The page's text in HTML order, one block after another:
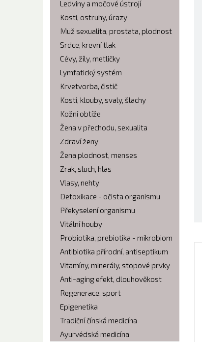
Ledviny a močové ústrojí
Kosti, ostruhy, úrazy
Muž sexualita, prostata, plodnost
Srdce, krevní tlak
Cévy, žíly, metličky
Lymfatický systém
Krvetvorba, čistič
Kosti, klouby, svaly, šlachy
Kožní obtíže
Žena v přechodu, sexualita
Zdraví ženy
Žena plodnost, menses
Zrak, sluch, hlas
Vlasy, nehty
Detoxikace - očista organismu
Překyselení organismu
Vitální houby
Probiotika, prebiotika - mikrobiom
Antibiotika přírodní, antiseptikum
Vitamíny, minerály, stopové prvky
Anti-aging efekt, dlouhověkost
Regenerace, sport
Epigenetika
Tradiční čínská medicína
Ayurvédská medicína